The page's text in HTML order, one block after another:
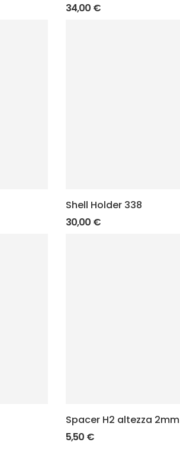
34,00 €
Shell Holder 338
30,00 €
Spacer H2 altezza 2mm
5,50 €